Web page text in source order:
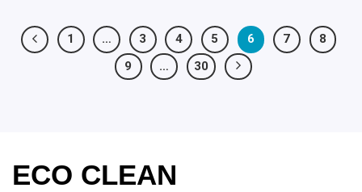
1 … 3 4 5 6 7
8
9
… 30
ECO CLEAN